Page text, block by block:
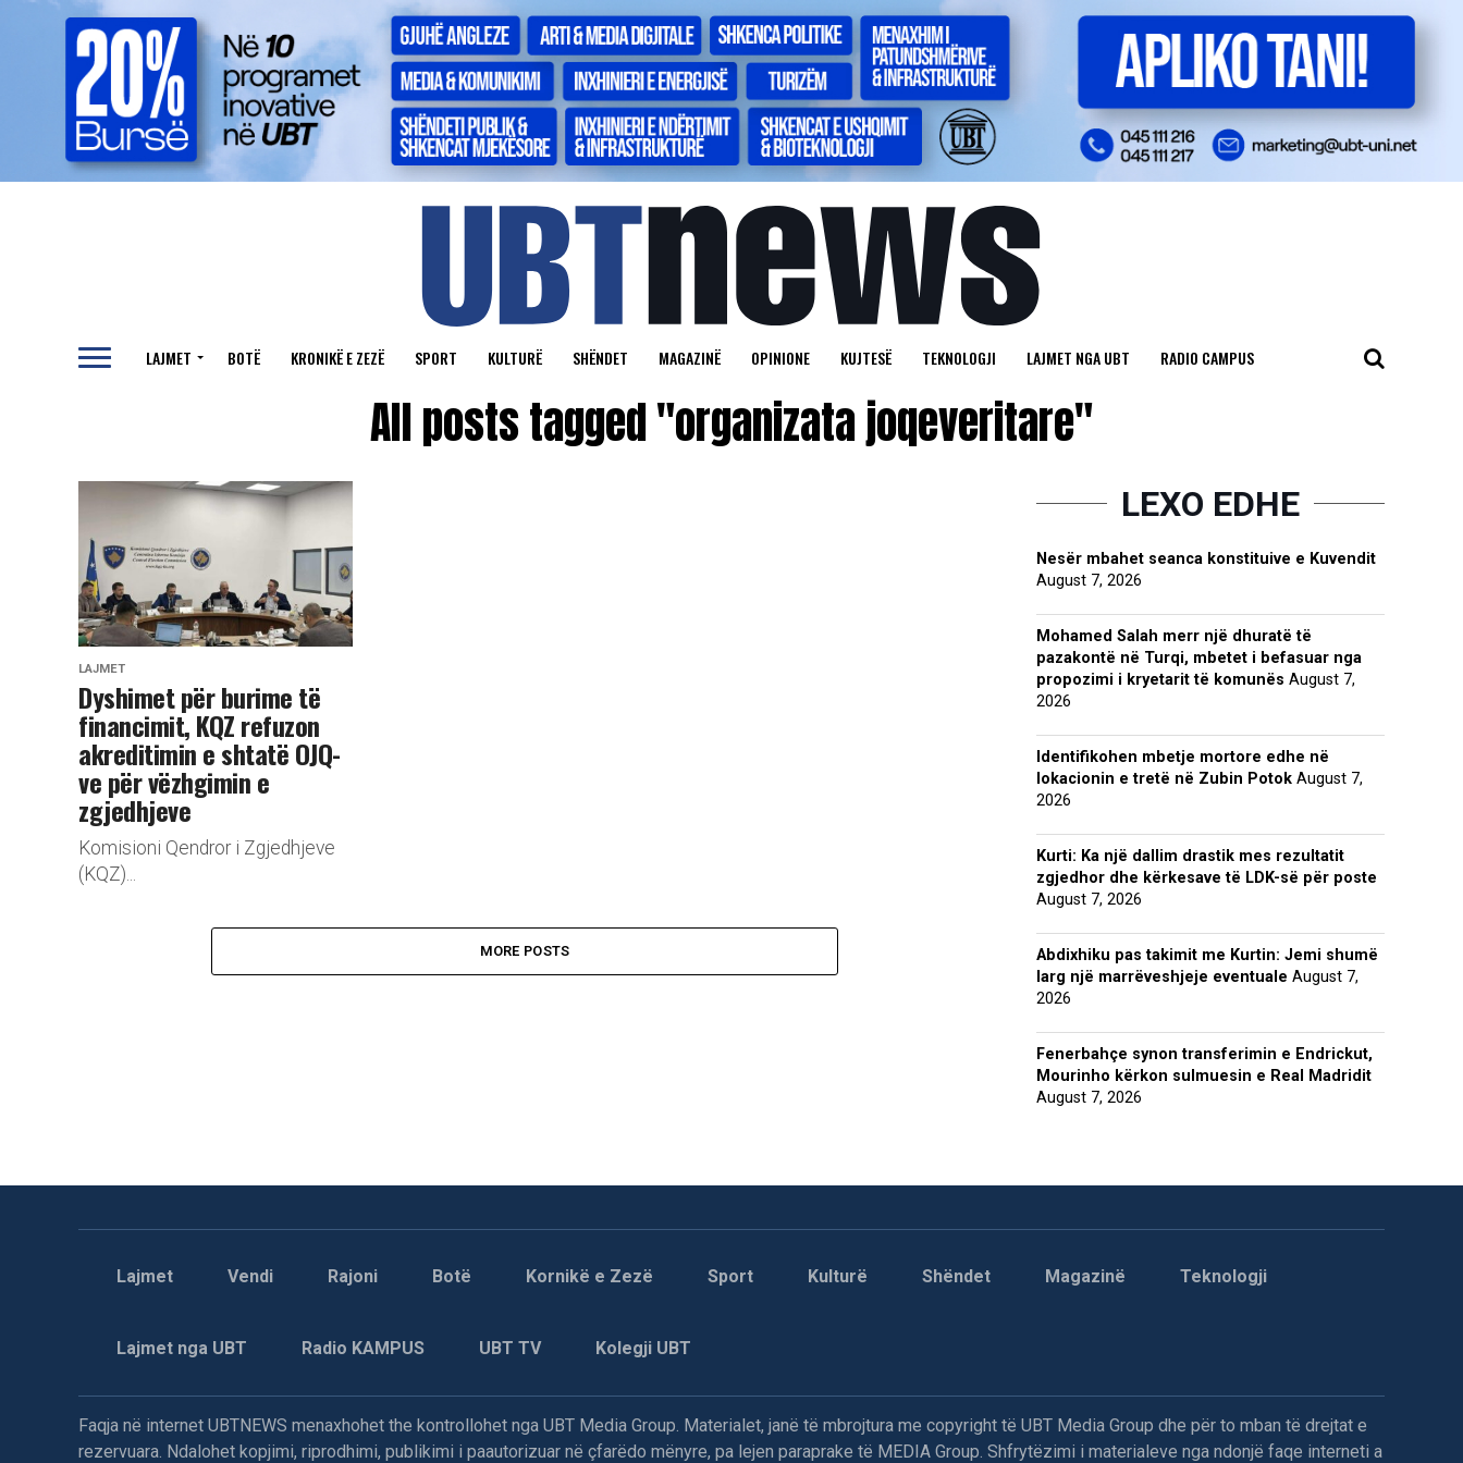
LAJMET BOTË KRONIKË E ZEZË SPORT KULTURË SHËNDET MAGAZINË OPINIONE KUJTESË TEKNOLOGJI LAJMET NGA UBT RADIO CAMPUS
All posts tagged "organizata joqeveritare"
LAJMET
Dyshimet për burime të
financimit, KQZ refuzon
akreditimin e shtatë OJQ-
ve për vëzhgimin e
zgjedhjeve
Komisioni Qendror i Zgjedhjeve
(KQZ)...
MORE POSTS
LEXO EDHE
Nesër mbahet seanca konstituive e Kuvendit
August 7, 2026
Mohamed Salah merr një dhuratë të
pazakontë në Turqi, mbetet i befasuar nga
propozimi i kryetarit të komunës August 7,
2026
Identifikohen mbetje mortore edhe në
lokacionin e tretë në Zubin Potok August 7,
2026
Kurti: Ka një dallim drastik mes rezultatit
zgjedhor dhe kërkesave të LDK-së për poste
August 7, 2026
Abdixhiku pas takimit me Kurtin: Jemi shumë
larg një marrëveshjeje eventuale August 7,
2026
Fenerbahçe synon transferimin e Endrickut,
Mourinho kërkon sulmuesin e Real Madridit
August 7, 2026
Lajmet Vendi Rajoni Botë Kornikë e Zezë Sport Kulturë Shëndet Magazinë Teknologji
Lajmet nga UBT Radio KAMPUS UBT TV Kolegji UBT
Faqja në internet UBTNEWS menaxhohet the kontrollohet nga UBT Media Group. Materialet, janë të mbrojtura me copyright të UBT Media Group dhe për to mban të drejtat e
rezervuara. Ndalohet kopjimi, riprodhimi, publikimi i paautorizuar në çfarëdo mënyre, pa lejen paraprake të MEDIA Group. Shfrytëzimi i materialeve nga ndonjë faqe interneti a